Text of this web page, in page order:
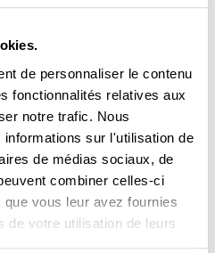
de personnaliser le contenu
fonctionnalités relatives aux
notre trafic. Nous
informations sur l'utilisation de
de médias sociaux, de
combiner celles-ci
vous leur avez fournies
de votre utilisation de leurs
par les touristes et
emménager - PAS
de brasserie - Faibles coûts
à exploiter avec un
sont présents et en
:
: 23 m² - Local de
stockage/bureau : 16 m²
: - 32+ places assises à
à l'extérieur - Possibilité
l'organisation de la terrasse